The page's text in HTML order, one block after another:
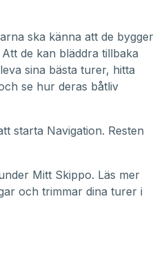
ska känna att de bygger
de kan bläddra tillbaka
sina bästa turer, hitta
se hur deras båtliv
starta Navigation. Resten
Mitt Skippo. Läs mer
och trimmar dina turer i